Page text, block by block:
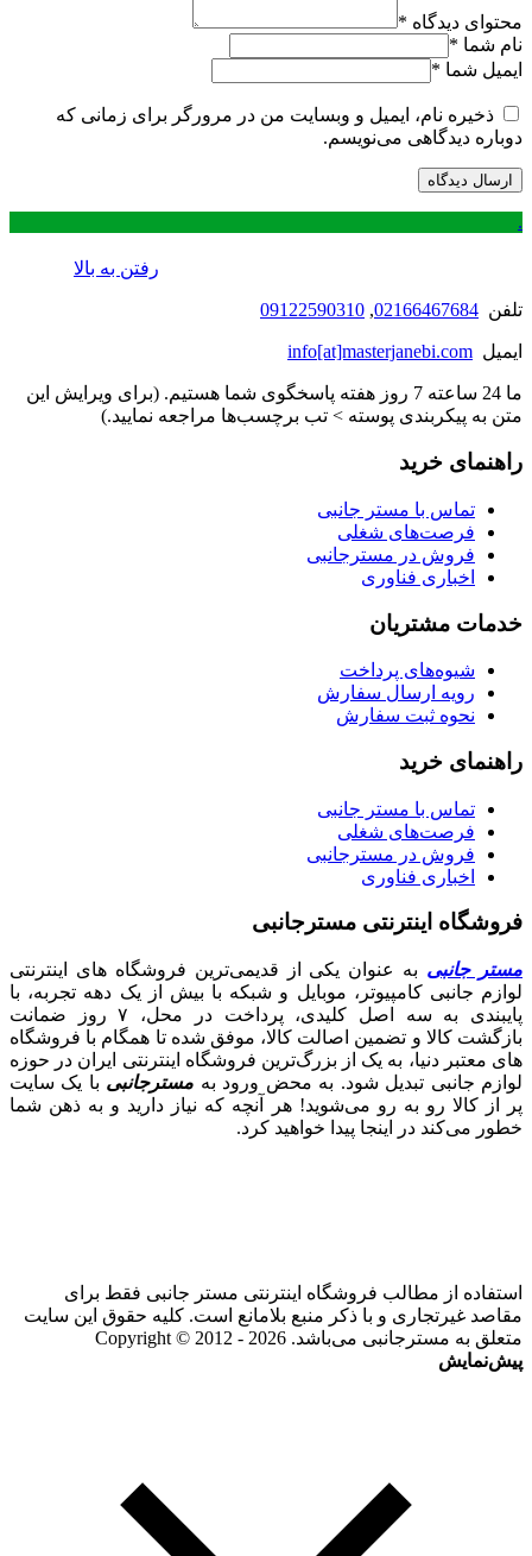
محتوای دیدگاه *
نام شما *
ایمیل شما *
ذخیره نام، ایمیل و وبسایت من در مرورگر برای زمانی که
دوباره دیدگاهی می‌نویسم.
.
رفتن به بالا
تلفن 02166467684
,
09122590310
ایمیل info[at]masterjanebi.com
ما 24 ساعته 7 روز هفته پاسخگوی شما هستیم. (برای ویرایش این
متن به پیکربندی پوسته > تب برچسب‌ها مراجعه نمایید.)
راهنمای خرید
تماس با مستر جانبی
فرصت‌های شغلی
فروش در مسترجانبی
اخباری فناوری
خدمات مشتریان
شیوه‌های پرداخت
رویه ارسال سفارش
نحوه ثبت سفارش
راهنمای خرید
تماس با مستر جانبی
فرصت‌های شغلی
فروش در مسترجانبی
اخباری فناوری
فروشگاه اینترنتی مسترجانبی
مستر جانبی به عنوان یکی از قدیمی‌ترین فروشگاه های اینترنتی
لوازم جانبی کامپیوتر، موبایل و شبکه با بیش از یک دهه تجربه، با
پایبندی به سه اصل کلیدی، پرداخت در محل، ۷ روز ضمانت
بازگشت کالا و تضمین اصالت کالا، موفق شده تا همگام با فروشگاه‌
های معتبر دنیا، به یک از بزرگ‌ترین فروشگاه اینترنتی ایران در حوزه
لوازم جانبی تبدیل شود. به محض ورود به مسترجانبی با یک سایت
پر از کالا رو به رو می‌شوید! هر آنچه که نیاز دارید و به ذهن شما
خطور می‌کند در اینجا پیدا خواهید کرد.
استفاده از مطالب فروشگاه اینترنتی مستر جانبی فقط برای
مقاصد غیرتجاری و با ذکر منبع بلامانع است. کلیه حقوق این سایت
متعلق به مسترجانبی می‌باشد. Copyright © 2012 - 2026
پیش‌نمایش